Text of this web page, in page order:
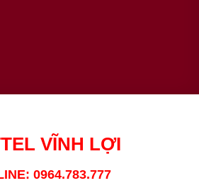
VĨNH LỢI
0964.783.777